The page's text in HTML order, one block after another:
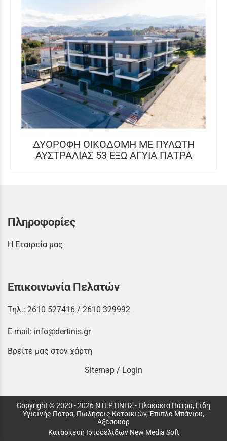
ΔΥΟΡΟΦΗ ΟΙΚΟΔΟΜΗ ΜΕ ΠΥΛΩΤΗ
ΑΥΣΤΡΑΛΙΑΣ 53 ΕΞΩ ΑΓΥΙΑ ΠΑΤΡΑ
Πληροφορίες
Η Εταιρεία μας
Επικοινωνία Πελατών
Τηλ.: 2610 527416 / 2610 329992
E-mail: info@dertinis.gr
Βρείτε μας στον χάρτη
Sitemap / Login
Copyright © 2020 - 2026 ΝΤΕΡΤΙΝΗΣ - Πλακάκια Πάτρα, Είδη
Υγιεινής Πάτρα, Πωλήσεις Κατοικιών, Έπιπλα Μπάνιου,
Αξεσουάρ
Κατασκευή Ιστοσελίδων New Media Soft